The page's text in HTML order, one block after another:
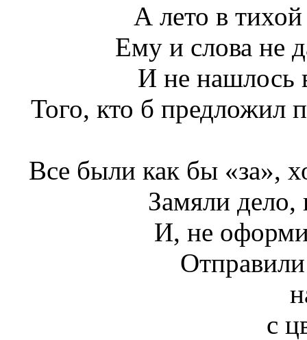
А лето в
Ему и слова не
И не нашлось
Того, кто б предложил
Все были как бы «за»,
Замяли дело,
И, не
Отправили
с